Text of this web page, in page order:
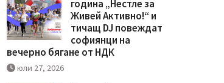
година „Нестле за
Живей Активно!“ и
тичащ DJ повеждат
софиянци на
вечерно бягане от НДК
юли 27, 2026